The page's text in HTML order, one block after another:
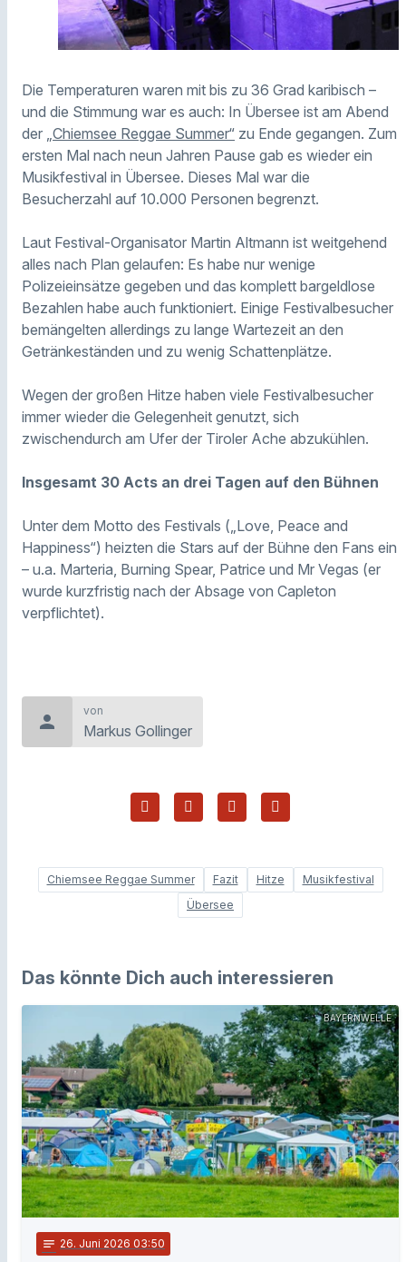
Die Temperaturen waren mit bis zu 36 Grad karibisch –
und die Stimmung war es auch: In Übersee ist am Abend
der „Chiemsee Reggae Summer“ zu Ende gegangen. Zum
ersten Mal nach neun Jahren Pause gab es wieder ein
Musikfestival in Übersee. Dieses Mal war die
Besucherzahl auf 10.000 Personen begrenzt.
Laut Festival-Organisator Martin Altmann ist weitgehend
alles nach Plan gelaufen: Es habe nur wenige
Polizeieinsätze gegeben und das komplett bargeldlose
Bezahlen habe auch funktioniert. Einige Festivalbesucher
bemängelten allerdings zu lange Wartezeit an den
Getränkeständen und zu wenig Schattenplätze.
Wegen der großen Hitze haben viele Festivalbesucher
immer wieder die Gelegenheit genutzt, sich
zwischendurch am Ufer der Tiroler Ache abzukühlen.
Insgesamt 30 Acts an drei Tagen auf den Bühnen
Unter dem Motto des Festivals („Love, Peace and
Happiness“) heizten die Stars auf der Bühne den Fans ein
– u.a. Marteria, Burning Spear, Patrice und Mr Vegas (er
wurde kurzfristig nach der Absage von Capleton
verpflichtet).
person
von
Markus Gollinger
Chiemsee Reggae Summer Fazit Hitze
Musikfestival
Übersee
Das könnte Dich auch interessieren
BAYERNWELLE
notes 26. Juni 2026 03:50